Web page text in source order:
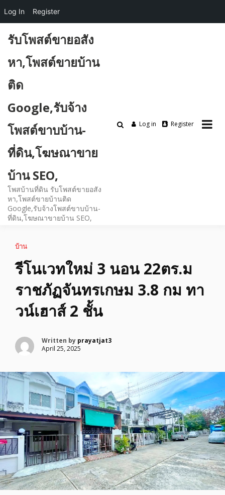
content
รับโพสต์ขายอสัง
หา,โพสต์ขายบ้าน
ติด
Google,รับจ้าง
โพสต์ขาบบ้าน-
ที่ดิน,โฆษณาขาย
บ้าน SEO,
โพสบ้านที่ดิน รับโพสต์ขายอสัง
หา,โพสต์ขายบ้านติด
Google,รับจ้างโพสต์ขาบบ้าน-
ที่ดิน,โฆษณาขายบ้าน SEO,
Log in Register
บ้าน
รีโนเวทใหม่ 3 นอน 22ตร.ม
ราชภัฏจันทรเกษม 3.8 กม ทา
วน์เฮาส์ 2 ชั้น
Written by prayatjat3
April 25, 2025
Log In Register